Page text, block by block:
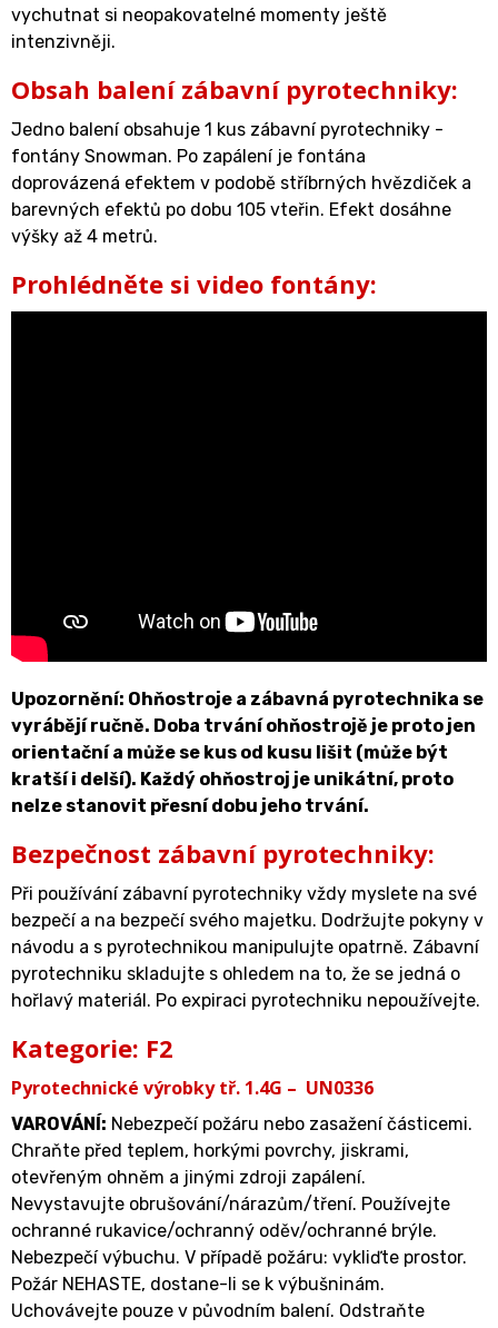
vychutnat si neopakovatelné momenty ještě
intenzivněji.
Obsah balení zábavní pyrotechniky:
Jedno balení obsahuje 1 kus zábavní pyrotechniky -
fontány Snowman. Po zapálení je fontána
doprovázená efektem v podobě stříbrných hvězdiček a
barevných efektů po dobu 105 vteřin. Efekt dosáhne
výšky až 4 metrů.
Prohlédněte si video fontány:
Upozornění: Ohňostroje a zábavná pyrotechnika se
vyrábějí ručně. Doba trvání ohňostrojě je proto jen
orientační a může se kus od kusu lišit (může být
kratší i delší). Každý ohňostroj je unikátní, proto
nelze stanovit přesní dobu jeho trvání.
Bezpečnost zábavní pyrotechniky:
Při používání zábavní pyrotechniky vždy myslete na své
bezpečí a na bezpečí svého majetku. Dodržujte pokyny v
návodu a s pyrotechnikou manipulujte opatrně. Zábavní
pyrotechniku skladujte s ohledem na to, že se jedná o
hořlavý materiál. Po expiraci pyrotechniku nepoužívejte.
Kategorie: F2
Pyrotechnické výrobky tř. 1.4G – UN0336
VAROVÁNÍ: Nebezpečí požáru nebo zasažení částicemi.
Chraňte před teplem, horkými povrchy, jiskrami,
otevřeným ohněm a jinými zdroji zapálení.
Nevystavujte obrušování/nárazům/tření. Používejte
ochranné rukavice/ochranný oděv/ochranné brýle.
Nebezpečí výbuchu. V případě požáru: vykliďte prostor.
Požár NEHASTE, dostane-li se k výbušninám.
Uchovávejte pouze v původním balení. Odstraňte